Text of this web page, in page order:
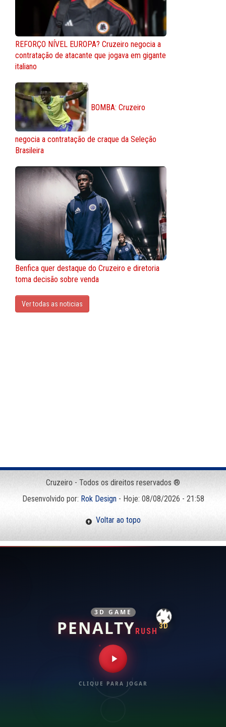
REFORÇO NÍVEL EUROPA? Cruzeiro negocia a
contratação de atacante que jogava em gigante
italiano
BOMBA: Cruzeiro
negocia a contratação de craque da Seleção
Brasileira
Benfica quer destaque do Cruzeiro e diretoria
toma decisão sobre venda
Ver todas as noticias
Cruzeiro - Todos os direitos reservados ®
Desenvolvido por: Rok Design- Hoje: 08/08/2026 - 21:58
Voltar ao topo
3D GAME
PENALTYRUSH
3D
CLIQUE PARA JOGAR